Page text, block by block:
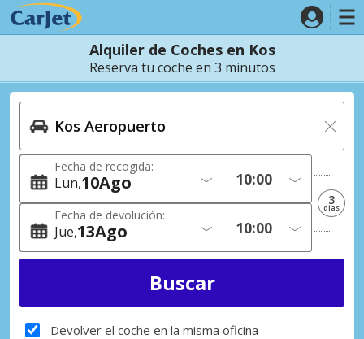
Alquiler de Coches en Kos
Reserva tu coche en 3 minutos
Fecha de recogida:
Lun 10Ago
Fecha de devolución:
Jue 13Ago
3
dias
Devolver el coche en la misma oficina